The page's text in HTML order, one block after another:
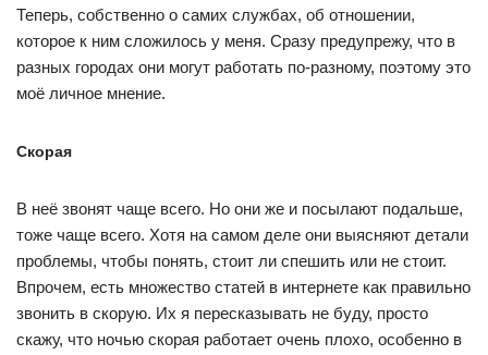
Теперь, собственно о самих службах, об отношении,
которое к ним сложилось у меня. Сразу предупрежу, что в
разных городах они могут работать по-разному, поэтому это
моё личное мнение.
Скорая
В неё звонят чаще всего. Но они же и посылают подальше,
тоже чаще всего. Хотя на самом деле они выясняют детали
проблемы, чтобы понять, стоит ли спешить или не стоит.
Впрочем, есть множество статей в интернете как правильно
звонить в скорую. Их я пересказывать не буду, просто
скажу, что ночью скорая работает очень плохо, особенно в